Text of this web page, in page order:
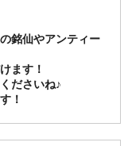
銘仙やアンティー
ます！
ださいね♪
！